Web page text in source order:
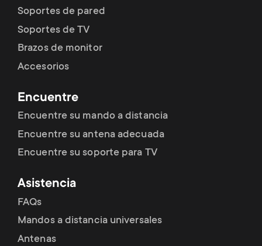
Soportes de pared
Soportes de TV
Brazos de monitor
Accesorios
Encuentre
Encuentre su mando a distancia
Encuentre su antena adecuada
Encuentre su soporte para TV
Asistencia
FAQs
Mandos a distancia universales
Antenas